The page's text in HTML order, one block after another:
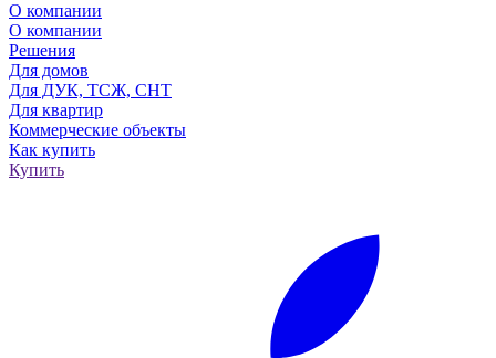
О компании
О компании
Решения
Для домов
Для ДУК, ТСЖ, СНТ
Для квартир
Коммерческие объекты
Как купить
Купить